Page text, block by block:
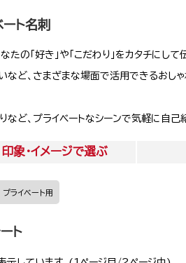
ト名刺
「好き」や「こだわり」をカタチにして
など、さまざまな場面で活用できるおし
など、プライベートなシーンで気軽に自
印象・イメージで選ぶ
プライベート用
ト